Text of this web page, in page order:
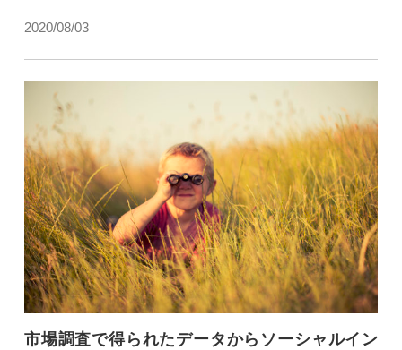
2020/08/03
市場調査で得られたデータからソーシャルイン